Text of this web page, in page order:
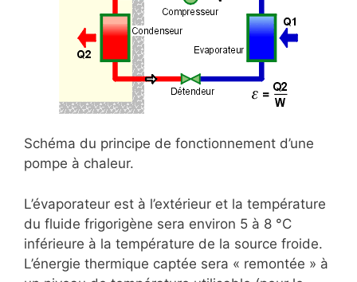
Schéma du principe de fonctionnement d’une
pompe à chaleur.
L’évaporateur est à l’extérieur et la température
du fluide frigorigène sera environ 5 à 8 °C
inférieure à la température de la source froide.
L’énergie thermique captée sera « remontée » à